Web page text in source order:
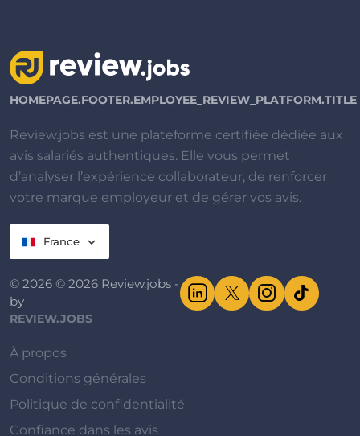
HOMEPAGE.FOOTER.EMPLOYEE_REVIEW_PLATFORM.TITLE
Review.jobs est une plateforme certifiée dédiée aux
avis salariés authentiques. Elle vous permet
d’analyser l’expérience collaborateur, de renforcer
votre marque employeur et de gérer vos avis.
France
© 2026 © 2026 Review.jobs -
by
REVIEW.JOBS
À propos
Conditions générales
Politique de confidentialité
Confiance dans les avis